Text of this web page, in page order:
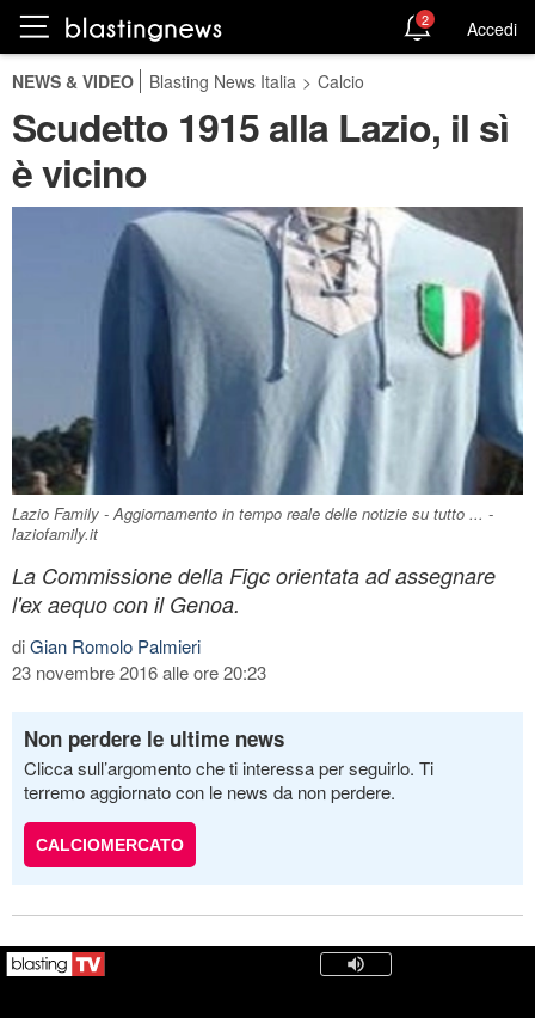
2 Accedi
NEWS & VIDEO Blasting News Italia > Calcio
Scudetto 1915 alla Lazio, il sì
è vicino
Lazio Family - Aggiornamento in tempo reale delle notizie su tutto ... -
laziofamily.it
La Commissione della Figc orientata ad assegnare
l'ex aequo con il Genoa.
diGian Romolo Palmieri
23 novembre 2016 alle ore 20:23
Non perdere le ultime news
Clicca sull’argomento che ti interessa per seguirlo. Ti
terremo aggiornato con le news da non perdere.
CALCIOMERCATO